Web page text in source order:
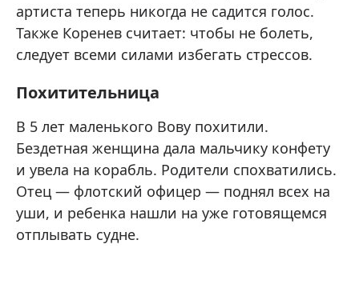
артиста теперь никогда не садится голос.
Также Коренев считает: чтобы не болеть,
следует всеми силами избегать стрессов.
Похитительница
В 5 лет маленького Вову похитили.
Бездетная женщина дала мальчику конфету
и увела на корабль. Родители спохватились.
Отец — флотский офицер — поднял всех на
уши, и ребенка нашли на уже готовящемся
отплывать судне.